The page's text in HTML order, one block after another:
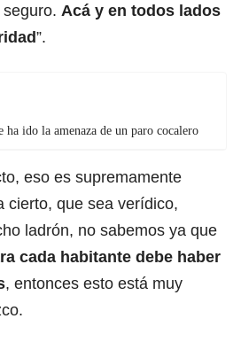
Acá y en todos lados
”.
ha ido la amenaza de un paro cocalero
eso es supremamente
cierto, que sea verídico,
ladrón, no sabemos ya que
cada habitante debe haber
, entonces esto está muy